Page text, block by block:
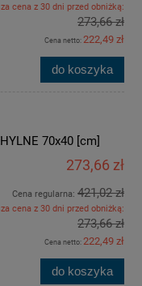
cena z 30 dni przed obniżką:
273,66 zł
Cena netto:222,49 zł
do koszyka
70x40 [cm]
273,66 zł
Cena regularna: 421,02 zł
cena z 30 dni przed obniżką:
273,66 zł
Cena netto:222,49 zł
do koszyka